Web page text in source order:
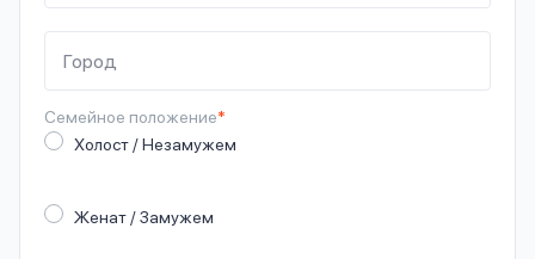
Семейное положение*
Холост / Незамужем
Женат / Замужем